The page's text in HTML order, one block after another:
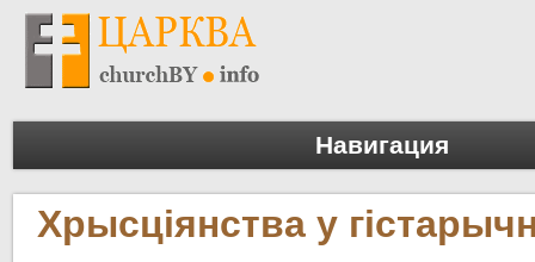
Навигация
Хрысціянства у